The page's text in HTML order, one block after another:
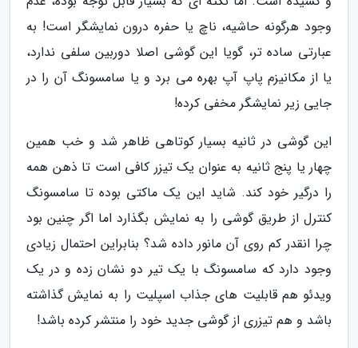
وجود هرگونه حاشیه، ناچ یا حفره درون نمایشگر است! به
عبارتی ساده تر، گویا این گوشی اصلا دوربین سلفی ندارد،
یا از مکانیزم پاپ آپ بهره می برد و یا سامسونگ آن را در
جایی زیر نمایشگر مخفی کرده!
این گوشی در ثانیه بسیار کوتاهی ظاهر شد و خب همین
چهار یا پنج ثانیه به عنوان یک تیزر کافی است تا ذهن همه
را درگیر خود کند. شاید این یک ماکتی بوده تا سامسونگ
کنترل از طریق گوشی را به نمایش بگذارد اما اگر چنین بود
چرا انقدر کم روی آن مانور داده شد؟ بنابراین احتمال زیادی
وجود دارد که سامسونگ با یک تیر دو نشان زده و در یک
ویدئو هم قابلیت های جذاب اسپلیت را به نمایش گذاشته
باشد و هم تیزری از گوشی جدید خود را منتشر کرده باشد!